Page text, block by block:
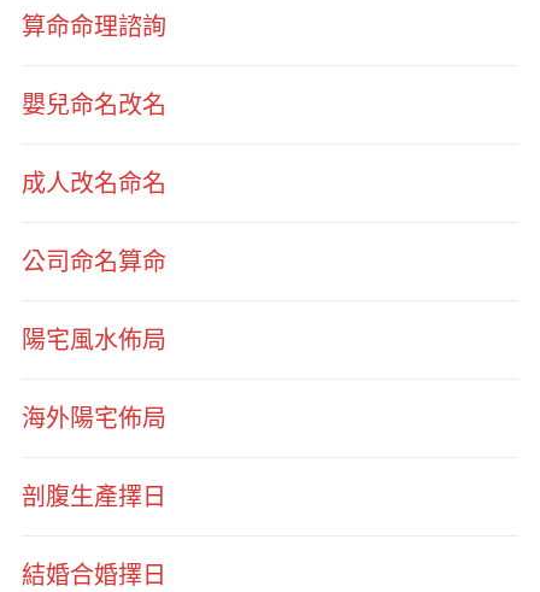
算命命理諮詢
嬰兒命名改名
成人改名命名
公司命名算命
陽宅風水佈局
海外陽宅佈局
剖腹生產擇日
結婚合婚擇日